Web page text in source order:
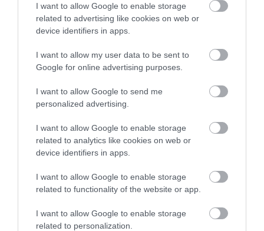
I want to allow Google to enable storage
related to advertising like cookies on web or
device identifiers in apps.
I want to allow my user data to be sent to
Google for online advertising purposes.
I want to allow Google to send me
personalized advertising.
I want to allow Google to enable storage
related to analytics like cookies on web or
device identifiers in apps.
I want to allow Google to enable storage
related to functionality of the website or app.
I want to allow Google to enable storage
related to personalization.
ΚΩΣΤΑΣ ΚΑΛΛΙΑΝΤΕΡΗΣ
10.08.2026 | 09:30
των πληρωμών – Ποιοι θα πάρουν τα
χρήματα και τα κριτήρια
Συντάξεις Σεπτεμβρίου 2026: Αυτές είναι
Δείτε πότε θα μπουν τα χρήματα
ΚΩΣΤΑΣ ΚΑΛΛΙΑΝΤΕΡΗΣ
09.08.2026 | 18:16
Βρεφονηπιακοί Σταθμοί: Ποιοι
δικαιούνται voucher – Μέχρι πότε οι
ΙΩΑΝΝΑ ΠΥΛΟΥΔΗ